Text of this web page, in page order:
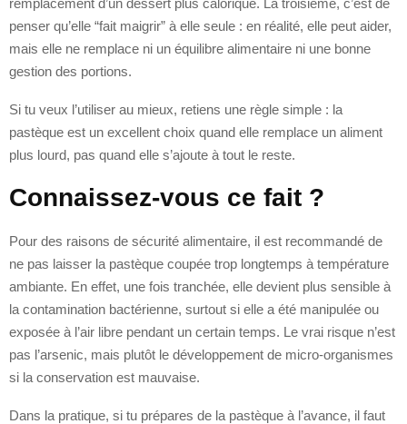
penser qu’elle “fait maigrir” à elle seule : en réalité, elle peut aider,
mais elle ne remplace ni un équilibre alimentaire ni une bonne
gestion des portions.
Si tu veux l’utiliser au mieux, retiens une règle simple : la
pastèque est un excellent choix quand elle remplace un aliment
plus lourd, pas quand elle s’ajoute à tout le reste.
Connaissez-vous ce fait ?
Pour des raisons de sécurité alimentaire, il est recommandé de
ne pas laisser la pastèque coupée trop longtemps à température
ambiante. En effet, une fois tranchée, elle devient plus sensible à
la contamination bactérienne, surtout si elle a été manipulée ou
exposée à l’air libre pendant un certain temps. Le vrai risque n’est
pas l’arsenic, mais plutôt le développement de micro-organismes
si la conservation est mauvaise.
Dans la pratique, si tu prépares de la pastèque à l’avance, il faut